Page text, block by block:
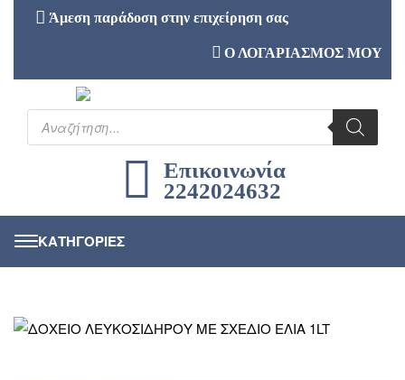
Άμεση παράδοση στην επιχείρηση σας
Ο ΛΟΓΑΡΙΑΣΜΟΣ ΜΟΥ
Επικοινωνία
2242024632